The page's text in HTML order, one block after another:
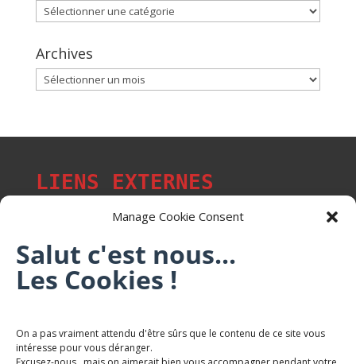
Manage Cookie Consent
Salut c'est nous...
Les Cookies !
On a pas vraiment attendu d'être sûrs que le contenu de ce site vous
intéresse pour vous déranger.
Catégories
Archives
Archives
LIENS EXTERNES
Les p'tits citoyens de Mont-Saint-Martin
Trail Saintmartinois Daniel FEITE
Karaté Mont Saint Martin